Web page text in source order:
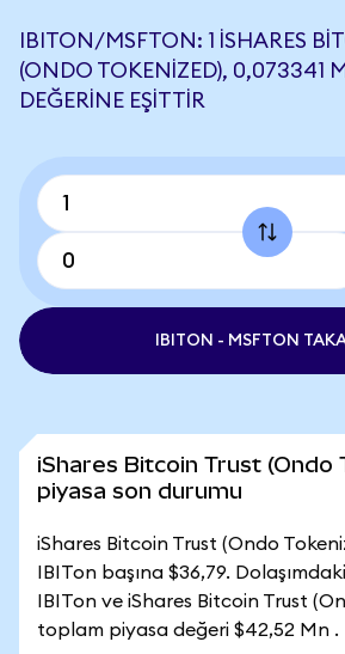
IBITON/MSFTON: 1 ISHARES
(ONDO TOKENIZED), 0,073341
DEĞERINE EŞITTIR
IBITON - MSFTON
iShares Bitcoin Trust (Ondo
piyasa son durumu
iShares Bitcoin Trust (Ondo
IBITon başına $36,79.
IBITon ve iShares Bitcoin Trust
toplam piyasa değeri $42,52 Mn .